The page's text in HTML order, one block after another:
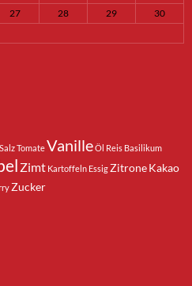
27 28 29
30
SalzTomateVanilleÖl Reis Basilikum
Zimt Kartoffeln EssigZitroneKakao
Zucker